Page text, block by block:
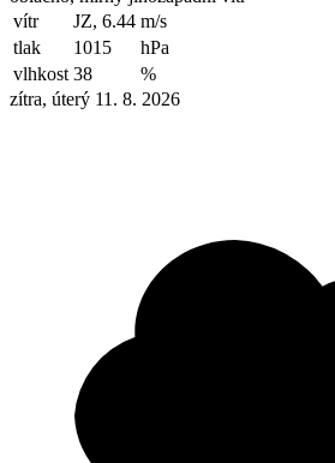
vítr
JZ, 6.44 m/s
tlak
1015
hPa
vlhkost 38
%
zítra, úterý 11. 8. 2026